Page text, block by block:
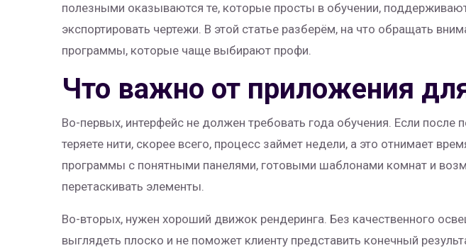
полезными оказываются те, которые просты в обучении,
экспортировать чертежи. В этой статье разберём, на что обращать
программы, которые чаще выбирают профи.
Что важно от приложения
Во-первых, интерфейс не должен требовать года обучения. Если после
теряете нити, скорее всего, процесс займет недели, а это отнимает
программы с понятными панелями, готовыми шаблонами комнат и
перетаскивать элементы.
Во-вторых, нужен хороший движок рендеринга. Без качественного
выглядеть плоско и не поможет клиенту представить конечный